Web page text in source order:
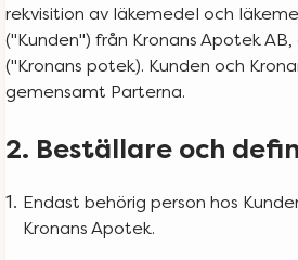
rekvisition av läkemedel och
("Kunden") från Kronans Apotek
("Kronans potek). Kunden och
gemensamt Parterna.
2. Beställare och
Endast behörig person hos
Kronans Apotek.